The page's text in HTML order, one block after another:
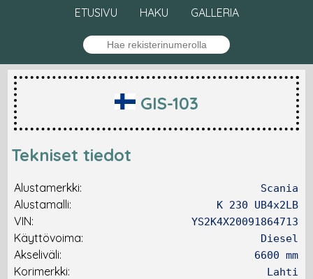
ETUSIVU HAKU GALLERIA
GIS-103
Tekniset tiedot
Alustamerkki: Scania
Alustamalli: K 230 UB4x2LB
VIN: YS2K4X20091864713
Käyttövoima: Diesel
Akseliväli: 6600 mm
Korimerkki: Lahti